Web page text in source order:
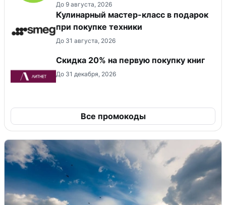
До 9 августа, 2026
Кулинарный мастер-класс в подарок
при покупке техники
До 31 августа, 2026
Скидка 20% на первую покупку книг
До 31 декабря, 2026
Все промокоды